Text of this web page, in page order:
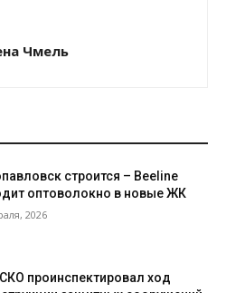
Чмель
строится – Beeline
оптоволокно в новые ЖК
2026
проинспектировал ход